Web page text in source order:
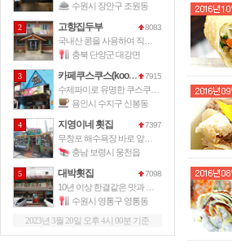
수원시 장안구 조원동
2 고향집두부 8083
충북 단양군 대강면
3 카페쿠스쿠스(kooskoos) 7915
용인시 수지구 신봉동
4 지영이네 횟집 7397
무창포 해수욕장 바로 앞에 위치한 이
충남 보령시 웅천읍
5 대박횟집 7098
수원시 영통구 영통동
2023년 3월 20일 오후 4시 00분 기준